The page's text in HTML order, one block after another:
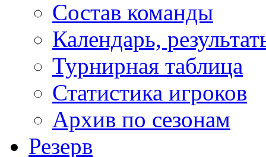
Состав команды
Календарь,
Турнирная таблица
Статистика игроков
Архив по сезонам
Резерв